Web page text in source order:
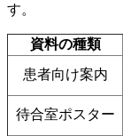
す。
資料の種類
患者向け案内
待合室ポスター